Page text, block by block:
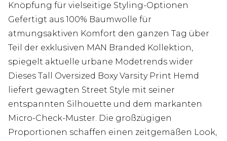
Knöpfung für vielseitige Styling-Optionen
Gefertigt aus 100% Baumwolle für
atmungsaktiven Komfort den ganzen Tag über
Teil der exklusiven MAN Branded Kollektion,
spiegelt aktuelle urbane Modetrends wider
Dieses Tall Oversized Boxy Varsity Print Hemd
liefert gewagten Street Style mit seiner
entspannten Silhouette und dem markanten
Micro-Check-Muster. Die großzügigen
Proportionen schaffen einen zeitgemäßen Look,